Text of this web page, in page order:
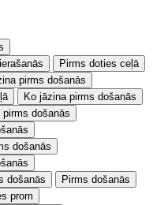
Pirms doties ceļā
pirms došanās
Ko jāzina pirms došanās
pirms došanās
došanās
došanās
Pirms došanās
prom